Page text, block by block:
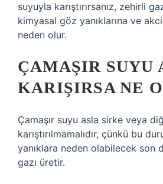
suyuyla karıştırırsanız, zehirli
kimyasal göz yanıklarına ve
neden olur.
ÇAMAŞIR SUYU
KARIŞIRSA NE
Çamaşır suyu asla sirke veya
karıştırılmamalıdır, çünkü bu
yanıklara neden olabilecek son
gazı üretir.